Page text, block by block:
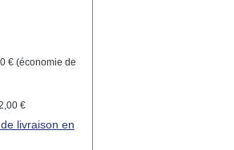
I d'un
est
évaluer des
tension
: :
€ (économie de
€
livraison en